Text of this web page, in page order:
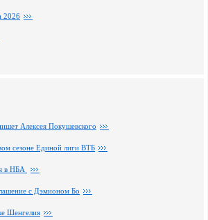
2026
Алексея Покушевского
сезоне Единой лиги ВТБ
в НБА
с Дэмионом Бо
Шенгелия